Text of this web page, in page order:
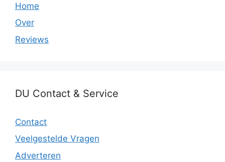
Home
Over
Reviews
DU Contact & Service
Contact
Veelgestelde Vragen
Adverteren